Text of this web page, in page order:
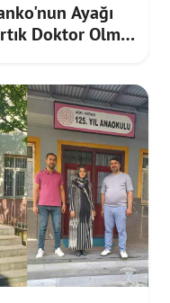
Ayağı
Doktor Olmak